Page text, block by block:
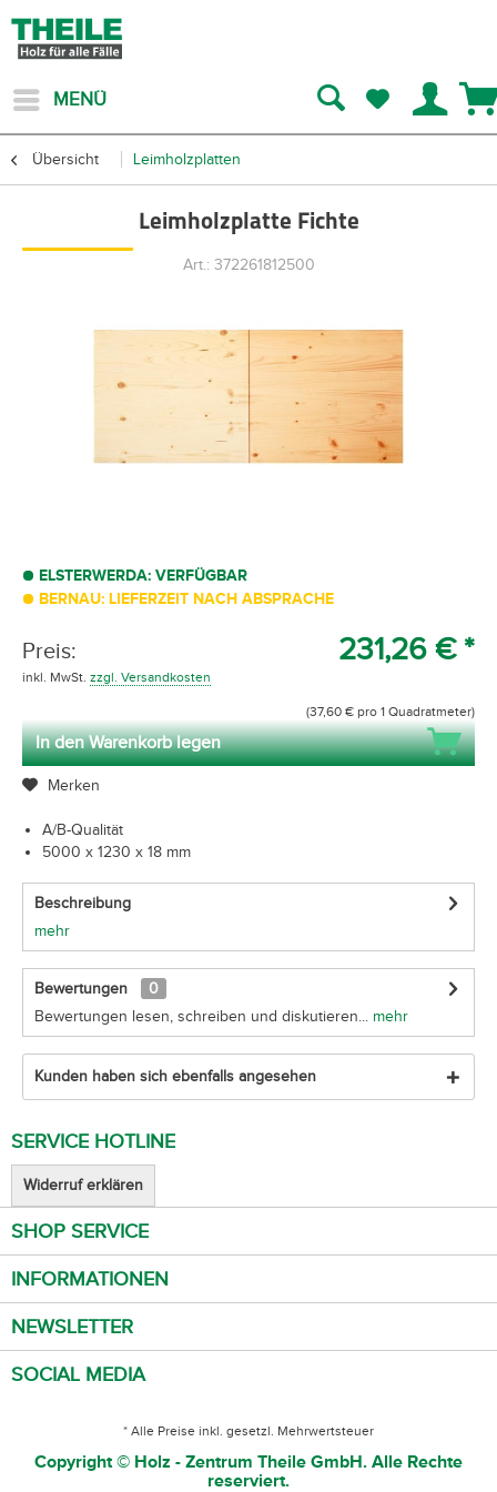
MENÜ
Übersicht Leimholzplatten
Leimholzplatte Fichte
Art.: 372261812500
ELSTERWERDA: VERFÜGBAR
BERNAU: LIEFERZEIT NACH ABSPRACHE
Preis: 231,26 € *
inkl. MwSt. zzgl. Versandkosten
(37,60 € pro 1 Quadratmeter)
In den Warenkorb legen
Merken
A/B-Qualität
5000 x 1230 x 18 mm
Beschreibung
mehr
Bewertungen
0
Bewertungen lesen, schreiben und diskutieren... mehr
Kunden haben sich ebenfalls angesehen
SERVICE HOTLINE
Widerruf erklären
SHOP SERVICE
INFORMATIONEN
NEWSLETTER
SOCIAL MEDIA
* Alle Preise inkl. gesetzl. Mehrwertsteuer
Copyright © Holz - Zentrum Theile GmbH. Alle Rechte
reserviert.